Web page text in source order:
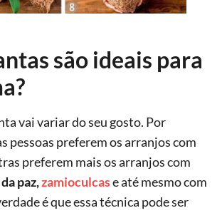
são ideais para
vai variar do seu gosto. Por
pessoas preferem os arranjos com
preferem mais os arranjos com
paz,zamioculcase até mesmo com
é que essa técnica pode ser